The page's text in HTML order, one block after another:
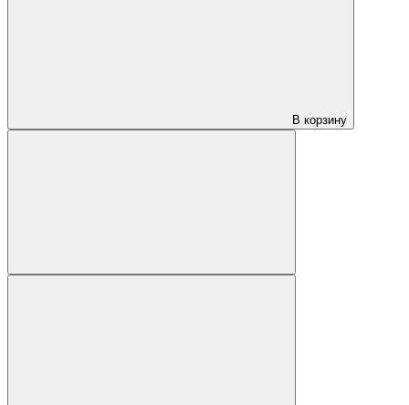
В корзину